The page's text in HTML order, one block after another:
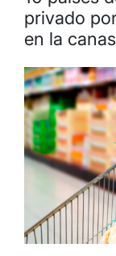
privado
en la